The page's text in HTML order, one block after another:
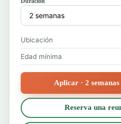
Ubicación
Edad mínima
Aplicar · 2
Reserva una